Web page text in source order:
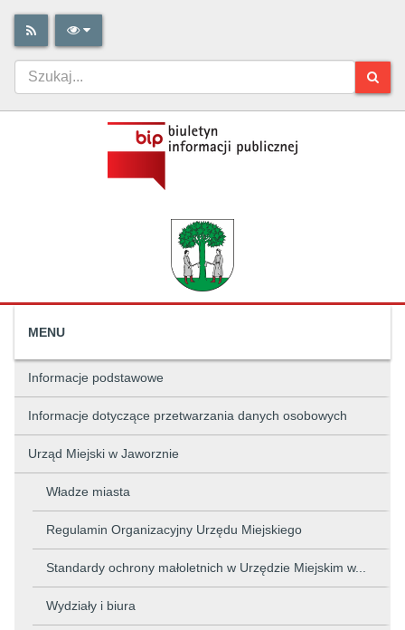
MENU
Informacje podstawowe
Informacje dotyczące przetwarzania danych osobowych
Urząd Miejski w Jaworznie
Władze miasta
Regulamin Organizacyjny Urzędu Miejskiego
Standardy ochrony małoletnich w Urzędzie Miejskim w...
Wydziały i biura